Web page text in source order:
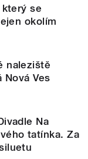
se
okolím
naleziště
Ves
Na
tatínka. Za